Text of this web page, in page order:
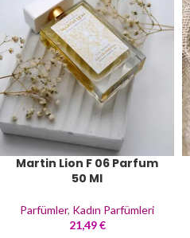
Martin Lion F 06 Parfum
50 Ml
Parfümler, Kadın Parfümleri
21,49€